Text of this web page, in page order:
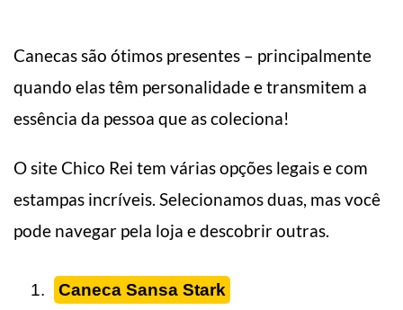
Canecas são ótimos presentes – principalmente
quando elas têm personalidade e transmitem a
essência da pessoa que as coleciona!
O site Chico Rei tem várias opções legais e com
estampas incríveis. Selecionamos duas, mas você
pode navegar pela loja e descobrir outras.
Caneca Sansa Stark